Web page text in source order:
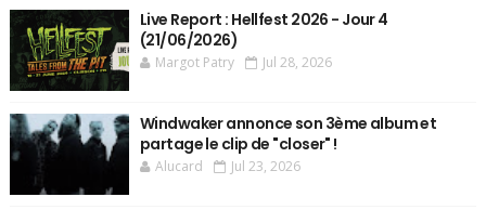
Live Report : Hellfest 2026 - Jour 4
(21/06/2026)
Margot Patry Jul 28, 2026
Windwaker annonce son 3ème album et
partage le clip de "closer" !
Alucard Jul 23, 2026